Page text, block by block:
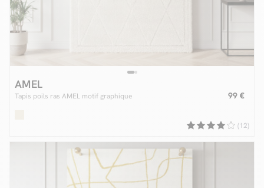
AMEL
Tapis poils ras AMEL motif graphique 99 €
(12)